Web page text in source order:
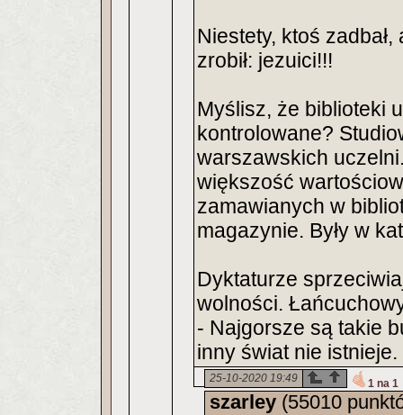
Niestety, ktoś
zrobił: jezuici!!!
Myślisz, że biblioteki
kontrolowane?
warszawskich
większość
zamawianych w
magazynie. Były w
Dyktaturze
wolności.
- Najgorsze są takie
inny świat nie istnieje.
25-10-2020 19:49 1 na 1
szarley (55010